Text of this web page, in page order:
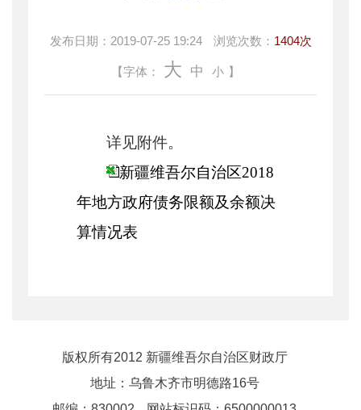
发布日期： 2019-07-25 19:24 浏览次数： 1404次
【字体： 大 中 小 】
详见附件。
新疆维吾尔自治区2018
年地方政府债务限额及余额决
算情况表
版权所有2012 新疆维吾尔自治区财政厅
地址：乌鲁木齐市明德路16号